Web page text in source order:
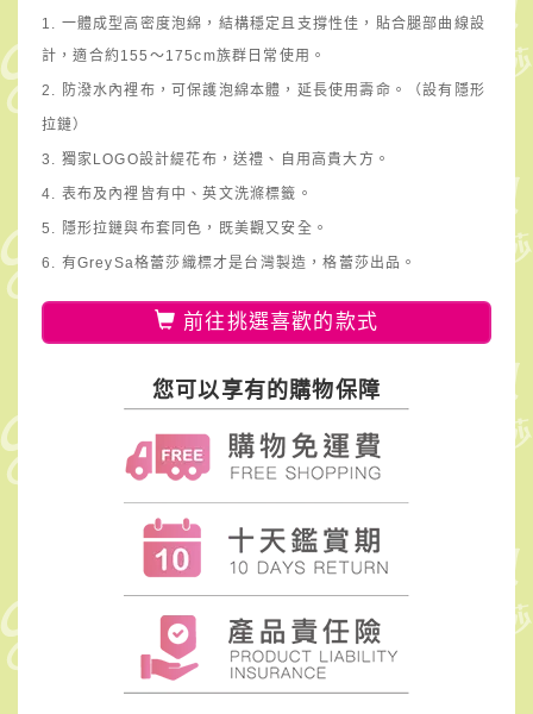
1. 一體成型高密度泡綿，結構穩定且支撐性佳，貼合腿部曲線設
計，適合約 155～175cm族群日常使用。
2. 防潑水內裡布，可保護泡綿本體，延長使用壽命。（設有隱形
拉鏈）
3. 獨家LOGO設計緹花布，送禮、自用高貴大方。
4. 表布及內裡皆有中、英文洗滌標籤。
5. 隱形拉鏈與布套同色，既美觀又安全。
6. 有GreySa格蕾莎織標才是台灣製造，格蕾莎出品。
前往挑選喜歡的款式
您可以享有的購物保障